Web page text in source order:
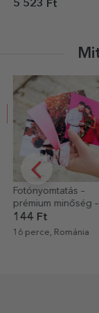
kiadás
5 523 Ft
Fotónyomtatás –
prémium minőség –
10x10 cm-es
144 Ft
16 perce, Románia